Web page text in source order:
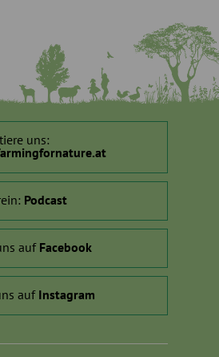
uns:
Podcast
auf Facebook
auf Instagram